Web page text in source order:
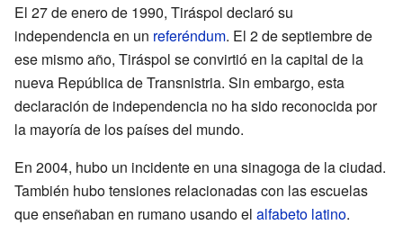
El 27 de enero de 1990, Tiráspol declaró su
independencia en un referéndum. El 2 de septiembre de
ese mismo año, Tiráspol se convirtió en la capital de la
nueva República de Transnistria. Sin embargo, esta
declaración de independencia no ha sido reconocida por
la mayoría de los países del mundo.
En 2004, hubo un incidente en una sinagoga de la ciudad.
También hubo tensiones relacionadas con las escuelas
que enseñaban en rumano usando el alfabeto latino.